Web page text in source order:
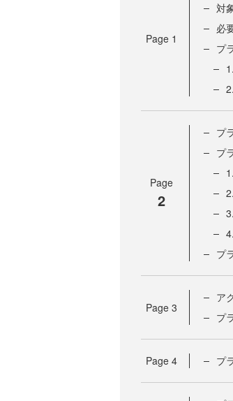
Page 1
対
必
プ
Page
2
プ
プ
プ
Page 3
ア
プ
Page 4 プ